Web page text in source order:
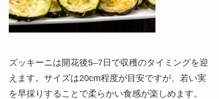
ズッキーニは開花後5–7日で収穫のタイミングを迎
えます。サイズは20cm程度が目安ですが、若い実
を早採りすることで柔らかい食感が楽しめます。